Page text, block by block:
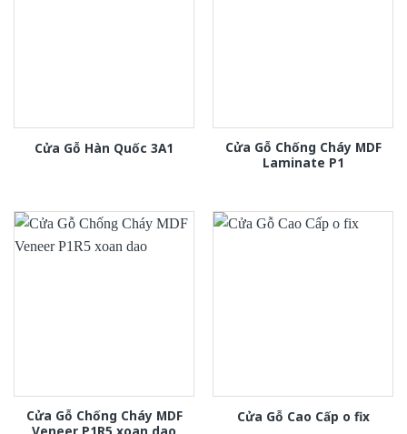
Cửa Gỗ Hàn Quốc 3A1
Cửa Gỗ Chống Cháy MDF
Laminate P1
Cửa Gỗ Chống Cháy MDF
Cửa Gỗ Cao Cấp o fix